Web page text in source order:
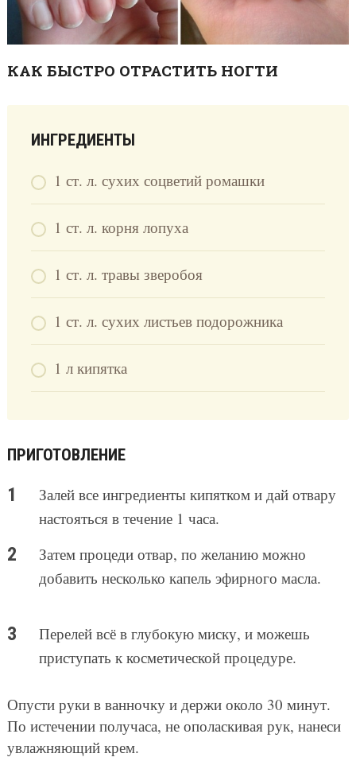
КАК БЫСТРО ОТРАСТИТЬ НОГТИ
ИНГРЕДИЕНТЫ
1 ст. л. сухих соцветий ромашки
1 ст. л. корня лопуха
1 ст. л. травы зверобоя
1 ст. л. сухих листьев подорожника
1 л кипятка
ПРИГОТОВЛЕНИЕ
Залей все ингредиенты кипятком и дай отвару
настояться в течение 1 часа.
Затем процеди отвар, по желанию можно
добавить несколько капель эфирного масла.
Перелей всё в глубокую миску, и можешь
приступать к косметической процедуре.
Опусти руки в ванночку и держи около 30 минут.
По истечении получаса, не ополаскивая рук, нанеси
увлажняющий крем.